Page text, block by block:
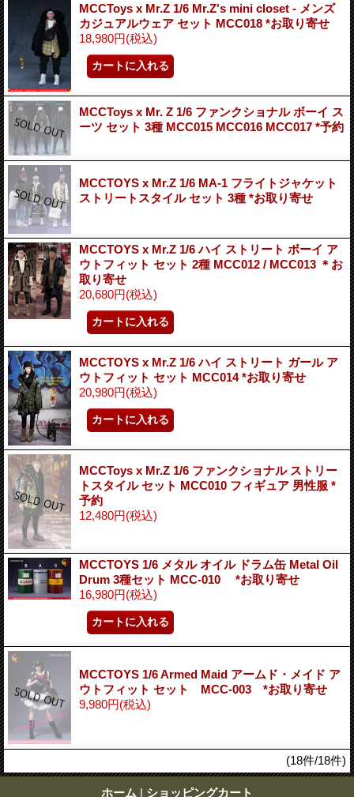
MCCToys x Mr.Z 1/6 Mr.Z's mini closet - メンズ
カジュアルウェア セット MCC018 *お取り寄せ
18,980円(税込)
MCCToys x Mr. Z 1/6 ファンクショナル ボーイ ス
ーツ セット 3種 MCC015 MCC016 MCC017 *予約
MCCTOYS x Mr.Z 1/6 MA-1 フライトジャケット
ストリートスタイル セット 3種 *お取り寄せ
MCCTOYS x Mr.Z 1/6 ハイ ストリート ボーイ ア
ウトフィット セット 2種 MCC012 / MCC013 ＊お
取り寄せ
20,680円(税込)
MCCTOYS x Mr.Z 1/6 ハイ ストリート ガール ア
ウトフィット セット MCC014 *お取り寄せ
20,980円(税込)
MCCToys x Mr.Z 1/6 ファンクショナル ストリー
トスタイル セット MCC010 フィギュア 男性服 *
予約
12,480円(税込)
MCCTOYS 1/6 メタル オイル ドラム缶 Metal Oil
Drum 3種セット MCC-010 *お取り寄せ
16,980円(税込)
MCCTOYS 1/6 Armed Maid アームド・メイド ア
ウトフィット セット MCC-003 *お取り寄せ
9,980円(税込)
(18件/18件)
ホーム | ショッピングカート